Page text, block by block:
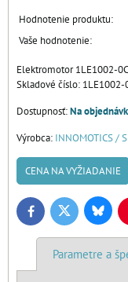
Hodnotenie produktu:
Vaše hodnotenie:
Elektromotor 1LE1002-
Skladové číslo: 1LE1002-
Dostupnosť:Na
Výrobca: INNOMOTICS /
CENA NA VYŽIADANIE
FacebookTwitter
Parametre a